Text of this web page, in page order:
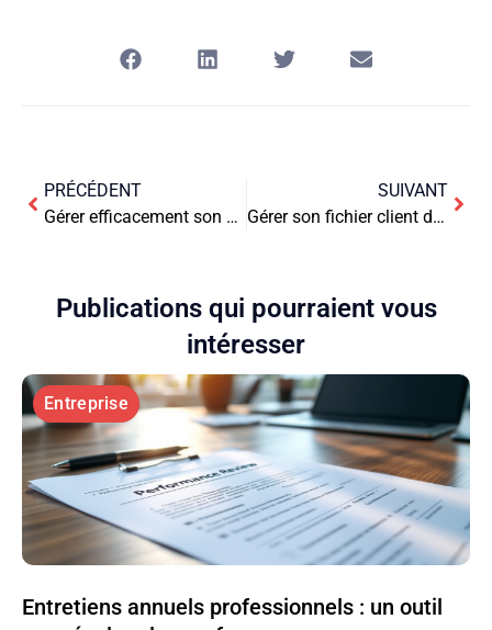
PRÉCÉDENT
Gérer efficacement son entreprise d’aide à domicile : enjeux, méthodes et conseils
SUIVANT
Gérer son fichier client de manière efficace : les clés du succès
Publications qui pourraient vous
intéresser
Entreprise
Entretiens annuels professionnels : un outil